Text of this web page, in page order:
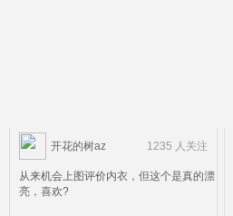
开花的树az 1235 人关注
从来机会上图评价内衣，但这个是真的漂
亮，喜欢?